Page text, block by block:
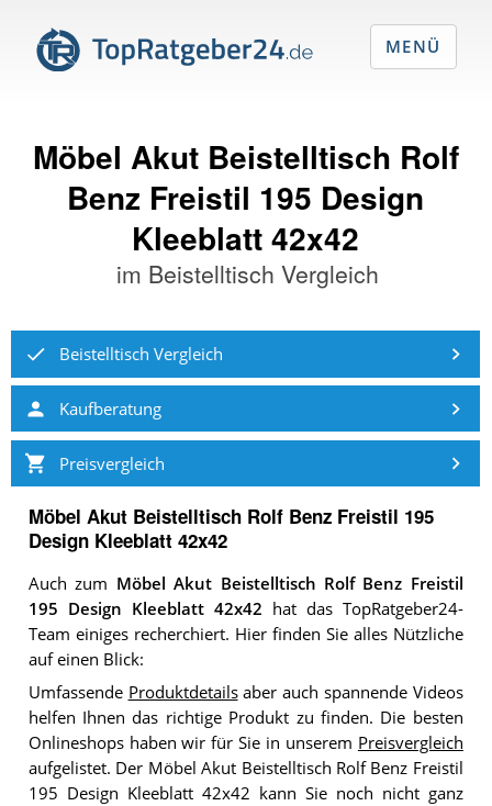
Möbel Akut Beistelltisch Rolf
Benz Freistil 195 Design
Kleeblatt 42x42
im Beistelltisch Vergleich
Beistelltisch Vergleich
Kaufberatung
Preisvergleich
Möbel Akut Beistelltisch Rolf Benz Freistil 195
Design Kleeblatt 42x42
Auch zum Möbel Akut Beistelltisch Rolf Benz Freistil
195 Design Kleeblatt 42x42 hat das TopRatgeber24-
Team einiges recherchiert. Hier finden Sie alles Nützliche
auf einen Blick:
Umfassende Produktdetailsaber auch spannende Videos
helfen Ihnen das richtige Produkt zu finden. Die besten
Onlineshops haben wir für Sie in unserem Preisvergleich
aufgelistet. Der Möbel Akut Beistelltisch Rolf Benz Freistil
195 Design Kleeblatt 42x42 kann Sie noch nicht ganz
MENÜ